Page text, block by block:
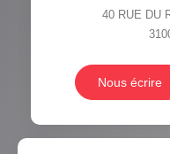
40 RUE DU
Nous écrire